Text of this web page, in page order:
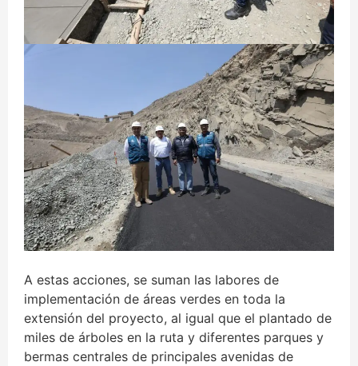
A estas acciones, se suman las labores de
implementación de áreas verdes en toda la
extensión del proyecto, al igual que el plantado de
miles de árboles en la ruta y diferentes parques y
bermas centrales de principales avenidas de